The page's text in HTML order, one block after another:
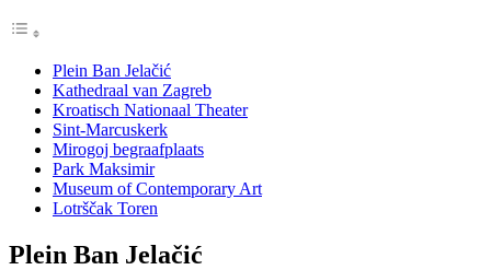
Plein Ban Jelačić
Kathedraal van Zagreb
Kroatisch Nationaal Theater
Sint-Marcuskerk
Mirogoj begraafplaats
Park Maksimir
Museum of Contemporary Art
Lotrščak Toren
Plein Ban Jelačić